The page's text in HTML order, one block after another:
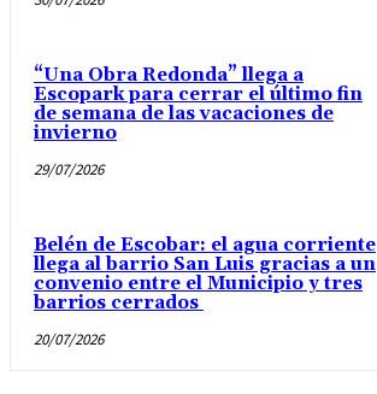
“Una Obra Redonda” llega a
Escopark para cerrar el último fin
de semana de las vacaciones de
invierno
29/07/2026
Belén de Escobar: el agua corriente
llega al barrio San Luis gracias a un
convenio entre el Municipio y tres
barrios cerrados
20/07/2026